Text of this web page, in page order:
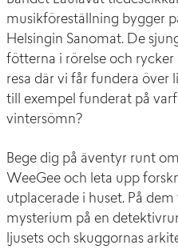
musikföreställning bygger
Helsingin Sanomat. De
fötterna i rörelse och rycker
resa där vi får fundera över
till exempel funderat på
vintersömn?
Bege dig på äventyr runt
WeeGee och leta upp
utplacerade i huset. På
mysterium på en
ljusets och skuggornas